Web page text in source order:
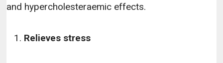
and hypercholesteraemic effects.
Relieves stress